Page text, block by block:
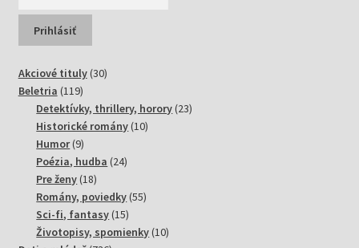
Akciové tituly 3030
Beletria 119119
produktov
Detektívky, thrillery, horory 2323
Historické romány 1010
Humor 99
produktov
Poézia, hudba 2424
Pre ženy 1818
produktov
Romány, poviedky 5555
Sci-fi, fantasy 1515
produktov
Životopisy, spomienky 1010